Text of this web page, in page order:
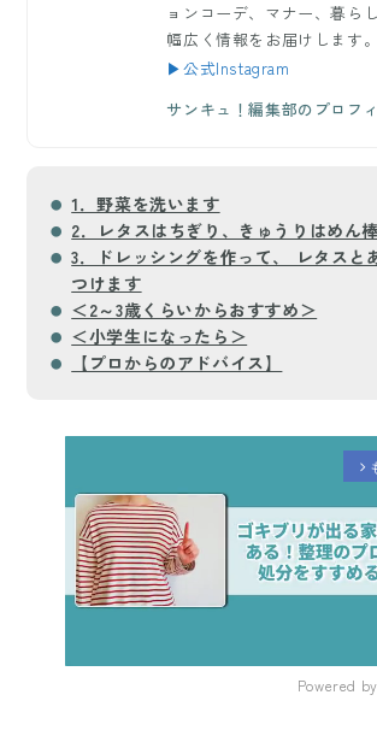
ョンコーデ、マナー、暮ら
幅広く情報をお届けします。
▶公式Instagram
サンキュ！編集部のプロフ
1．野菜を洗います
2．レタスはちぎり、きゅうりはめん
3．ドレッシングを作って、 レタスと
つけます
＜2～3歳くらいからおすすめ＞
＜小学生になったら＞
【プロからのアドバイス】
arrow_forward_ios
Powered